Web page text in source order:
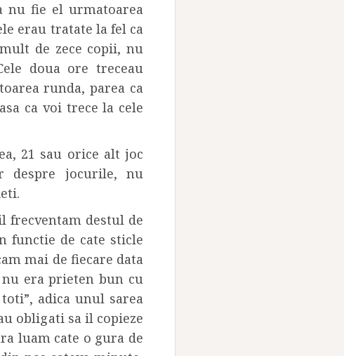
nu fie el urmatoarea
erau tratate la fel ca
de zece copii, nu
doua ore treceau
runda, parea ca
ca voi trece la cele
21 sau orice alt joc
despre jocurile, nu
frecventam destul de
functie de cate sticle
mai de fiecare data
era prieten bun cu
adica unul sarea
obligati sa il copieze
luam cate o gura de